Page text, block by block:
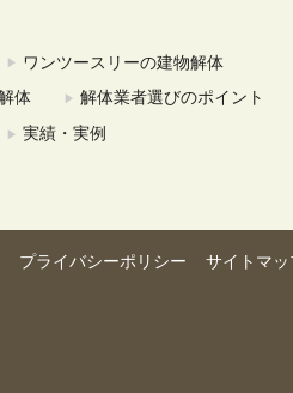
ワンツースリーの建物解体
体
解体業者選びのポイント
実績・実例
プライバシーポリシー サイトマッ